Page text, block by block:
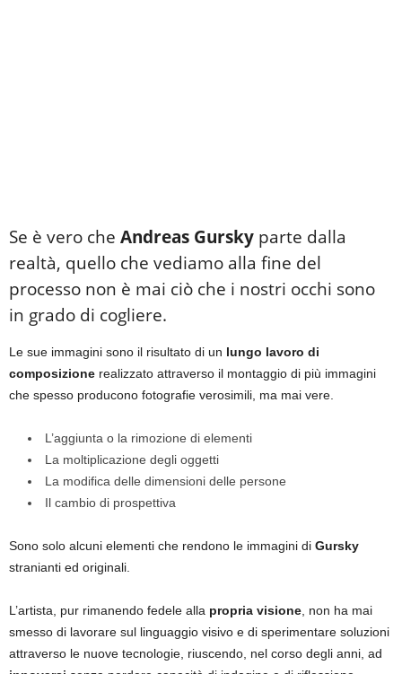
Se è vero che Andreas Gursky parte dalla
realtà, quello che vediamo alla fine del
processo non è mai ciò che i nostri occhi sono
in grado di cogliere.
Le sue immagini sono il risultato di un lungo lavoro di
composizione realizzato attraverso il montaggio di più immagini
che spesso producono fotografie verosimili, ma mai vere.
L’aggiunta o la rimozione di elementi
La moltiplicazione degli oggetti
La modifica delle dimensioni delle persone
Il cambio di prospettiva
Sono solo alcuni elementi che rendono le immagini di Gursky
stranianti ed originali.
L’artista, pur rimanendo fedele alla propria visione, non ha mai
smesso di lavorare sul linguaggio visivo e di sperimentare soluzioni
attraverso le nuove tecnologie, riuscendo, nel corso degli anni, ad